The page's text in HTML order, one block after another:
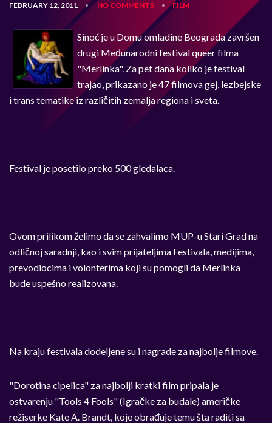
FEBRUARY 12, 2011 • NO COMMENTS • FILM
Sinoć je u Domu omladine Beograda završen
drugi Međunarodni festival queer filma
"Merlinka". Za pet dana koliko je festival
trajao, prikazano je 47 filmova gej, lezbejske
i trans tematike iz različitih zemalja regiona i sveta.
Festival je posetilo preko 500 gledalaca.
Ovom prilikom želimo da se zahvalimo MUP-u Stari Grad na
odličnoj saradnji, kao i svim prijateljima Festivala, medijima,
prevodiocima i volonterima koji su pomogli da Merlinka
bude uspešno realizovana.
Na kraju festivala dodeljene su i nagrade za najbolje filmove.
"Dorotina cipelica" za najbolji kratki film pripala je
ostvarenju "Tools 4 Fools" (Igračke za budale) američke
režiserke Kate A. Brandt, koje obrađuje temu šta raditi sa